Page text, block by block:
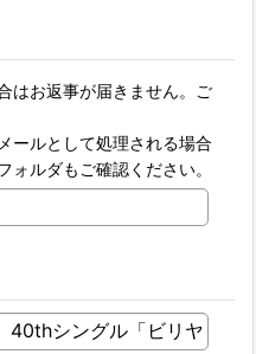
はお返事が届きません。ご
ールとして処理される場合
ルダもご確認ください。